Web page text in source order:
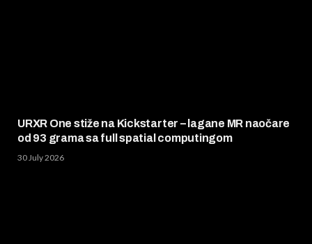
URXR One stiže na Kickstarter – lagane MR naočare
od 93 grama sa full spatial computingom
30 July 2026